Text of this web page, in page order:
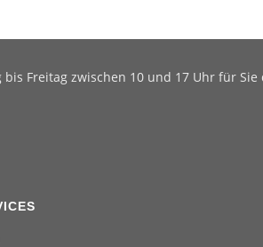
Freitag zwischen 10 und 17 Uhr für Sie